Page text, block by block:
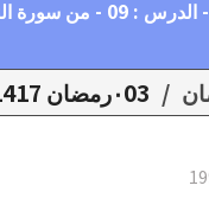
النساء - تزكية النفس.
/ ٠03رمضان 1417 هـ - تأملات قرآنية